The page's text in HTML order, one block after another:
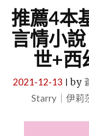
推薦4本
言情小
世+西
2021-12-13 by
Starry｜伊莉